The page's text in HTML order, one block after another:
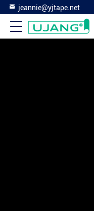
jeannie@yjtape.net